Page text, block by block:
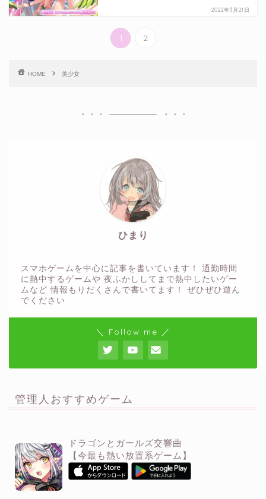
2022年3月21日
1 2
HOME 美少女
ひまり
スマホゲームを中心に記事を書いています！ 通勤時間
に熱中するゲームや 夜ふかししてまで熱中したいゲー
ムなど 情報もりだくさんで書いてます！ ぜひぜひ遊ん
でください
＼ Follow me ／
管理人おすすめゲーム
ドラゴンとガールズ交響曲
【今最も熱い放置系ゲーム】